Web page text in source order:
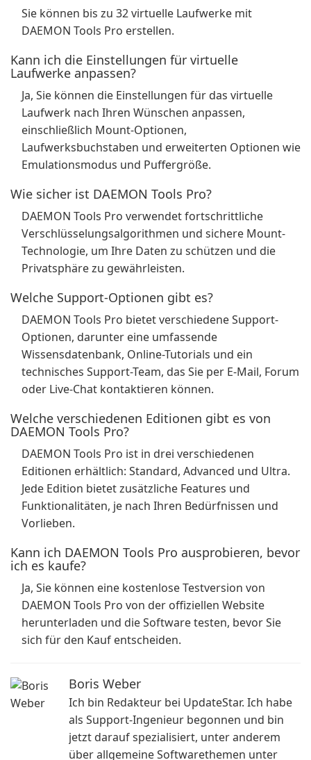
Sie können bis zu 32 virtuelle Laufwerke mit
DAEMON Tools Pro erstellen.
Kann ich die Einstellungen für virtuelle
Laufwerke anpassen?
Ja, Sie können die Einstellungen für das virtuelle
Laufwerk nach Ihren Wünschen anpassen,
einschließlich Mount-Optionen,
Laufwerksbuchstaben und erweiterten Optionen wie
Emulationsmodus und Puffergröße.
Wie sicher ist DAEMON Tools Pro?
DAEMON Tools Pro verwendet fortschrittliche
Verschlüsselungsalgorithmen und sichere Mount-
Technologie, um Ihre Daten zu schützen und die
Privatsphäre zu gewährleisten.
Welche Support-Optionen gibt es?
DAEMON Tools Pro bietet verschiedene Support-
Optionen, darunter eine umfassende
Wissensdatenbank, Online-Tutorials und ein
technisches Support-Team, das Sie per E-Mail, Forum
oder Live-Chat kontaktieren können.
Welche verschiedenen Editionen gibt es von
DAEMON Tools Pro?
DAEMON Tools Pro ist in drei verschiedenen
Editionen erhältlich: Standard, Advanced und Ultra.
Jede Edition bietet zusätzliche Features und
Funktionalitäten, je nach Ihren Bedürfnissen und
Vorlieben.
Kann ich DAEMON Tools Pro ausprobieren, bevor
ich es kaufe?
Ja, Sie können eine kostenlose Testversion von
DAEMON Tools Pro von der offiziellen Website
herunterladen und die Software testen, bevor Sie
sich für den Kauf entscheiden.
Boris Weber
Ich bin Redakteur bei UpdateStar. Ich habe
als Support-Ingenieur begonnen und bin
jetzt darauf spezialisiert, unter anderem
über allgemeine Softwarethemen unter